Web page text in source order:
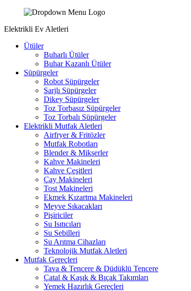
Elektrikli Ev Aletleri
Ütüler
Buharlı Ütüler
Buhar Kazanlı Ütüler
Süpürgeler
Robot Süpürgeler
Şarjlı Süpürgeler
Dikey Süpürgeler
Toz Torbasız Süpürgeler
Toz Torbalı Süpürgeler
Elektrikli Mutfak Aletleri
Airfryer & Fritözler
Mutfak Robotları
Blender & Mikserler
Kahve Makineleri
Kahve Çeşitleri
Çay Makineleri
Tost Makineleri
Ekmek Kızartma Makineleri
Meyve Sıkacakları
Pişiriciler
Su Isıtıcıları
Su Sebilleri
Su Arıtma Cihazları
Teknolojik Mutfak Aletleri
Mutfak Gereçleri
Tava & Tencere & Düdüklü Tencere
Çatal & Kaşık & Bıçak Takımları
Yemek Hazırlık Gereçleri